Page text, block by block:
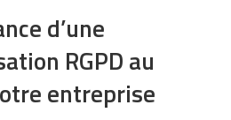
d’une
RGPD au
entreprise